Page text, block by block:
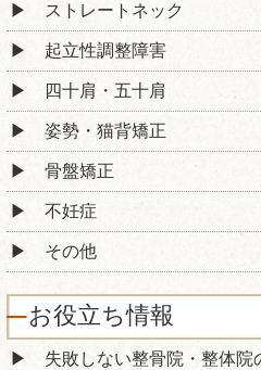
ストレートネック
起立性調整障害
四十肩・五十肩
姿勢・猫背矯正
骨盤矯正
不妊症
その他
お役立ち情報
失敗しない整骨院・整体院